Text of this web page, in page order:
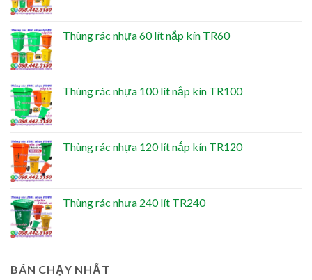
Thùng rác nhựa 60 lít nắp kín TR60
Thùng rác nhựa 100 lít nắp kín TR100
Thùng rác nhựa 120 lít nắp kín TR120
Thùng rác nhựa 240 lít TR240
BÁN CHẠY NHẤT